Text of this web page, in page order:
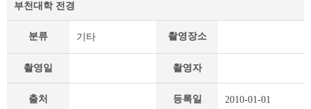
리
세
부천대학 전경
분류 기타 촬영장소
촬영일 촬영자
출처 등록일 2010-01-01